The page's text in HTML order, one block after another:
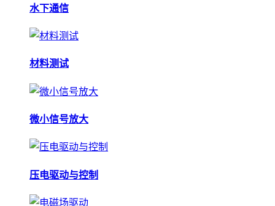
水下通信
材料测试
微小信号放大
压电驱动与控制